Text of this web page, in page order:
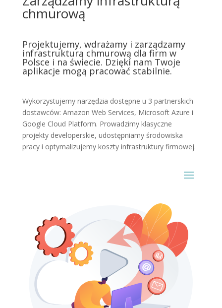
chmurową
Projektujemy, wdrażamy i zarządzamy
infrastrukturą chmurową dla firm w
Polsce i na świecie. Dzięki nam Twoje
aplikacje mogą pracować stabilnie.
Wykorzystujemy narzędzia dostępne u 3 partnerskich
dostawców: Amazon Web Services, Microsoft Azure i
Google Cloud Platform. Prowadzimy klasyczne
projekty developerskie, udostępniamy środowiska
pracy i optymalizujemy koszty infrastruktury firmowej.